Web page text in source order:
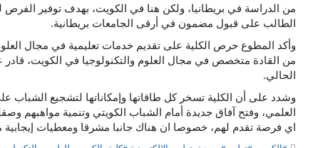
من الدراسة في بريطانيا، ولكن هنا في الكويت، بهدف توفير
الطالب على قبول مضمون في أرقى الجامعات بريطانية.
وأكد المطوع حرص الكلية على تقديم خدمات تعليمية في مجال
من القادة متخصص في مجال العلوم والتكنولوجيا في الكويت، قادر
الحالي.
وشدد على أن الكلية تسخر كل طاقاتها وإمكاناتها لتشجيع الشباب
العلمي، وفتح آفاق جديدة أمام الشباب الكويتي وتنمية مواهبهم
اي فرصة تقدم لهم، خصوصا ان هناك جانبا مشرقا ومعطيات